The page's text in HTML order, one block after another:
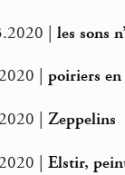
|les sons
|poiriers
|Zeppelins
|Elstir,